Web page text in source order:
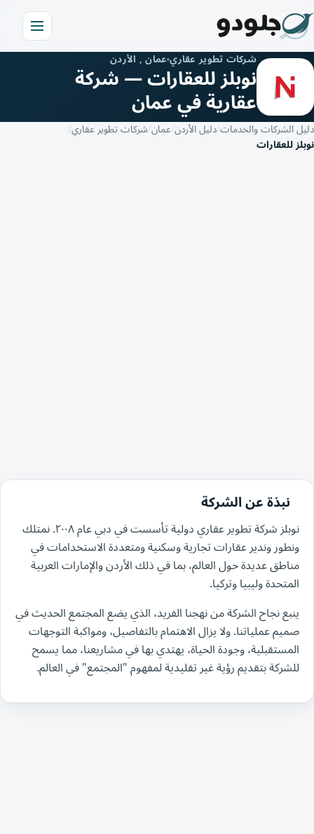
شركات تطوير عقاريعمان , الأردن
نوبلز للعقارات — شركة
عقارية في عمان
دليل الشركات والخدماتدليل الأردنعمانشركات تطوير عقاري
نوبلز للعقارات
نبذة عن الشركة
نوبلز شركة تطوير عقاري دولية تأسست في دبي عام ٢٠٠٨. نمتلك
ونطور وندير عقارات تجارية وسكنية ومتعددة الاستخدامات في
مناطق عديدة حول العالم، بما في ذلك الأردن والإمارات العربية
المتحدة وليبيا وتركيا.
ينبع نجاح الشركة من نهجنا الفريد، الذي يضع المجتمع الحديث في
صميم عملياتنا. ولا يزال الاهتمام بالتفاصيل، ومواكبة التوجهات
المستقبلية، وجودة الحياة، يهتدي بها في مشاريعنا، مما يسمح
للشركة بتقديم رؤية غير تقليدية لمفهوم "المجتمع" في العالم.